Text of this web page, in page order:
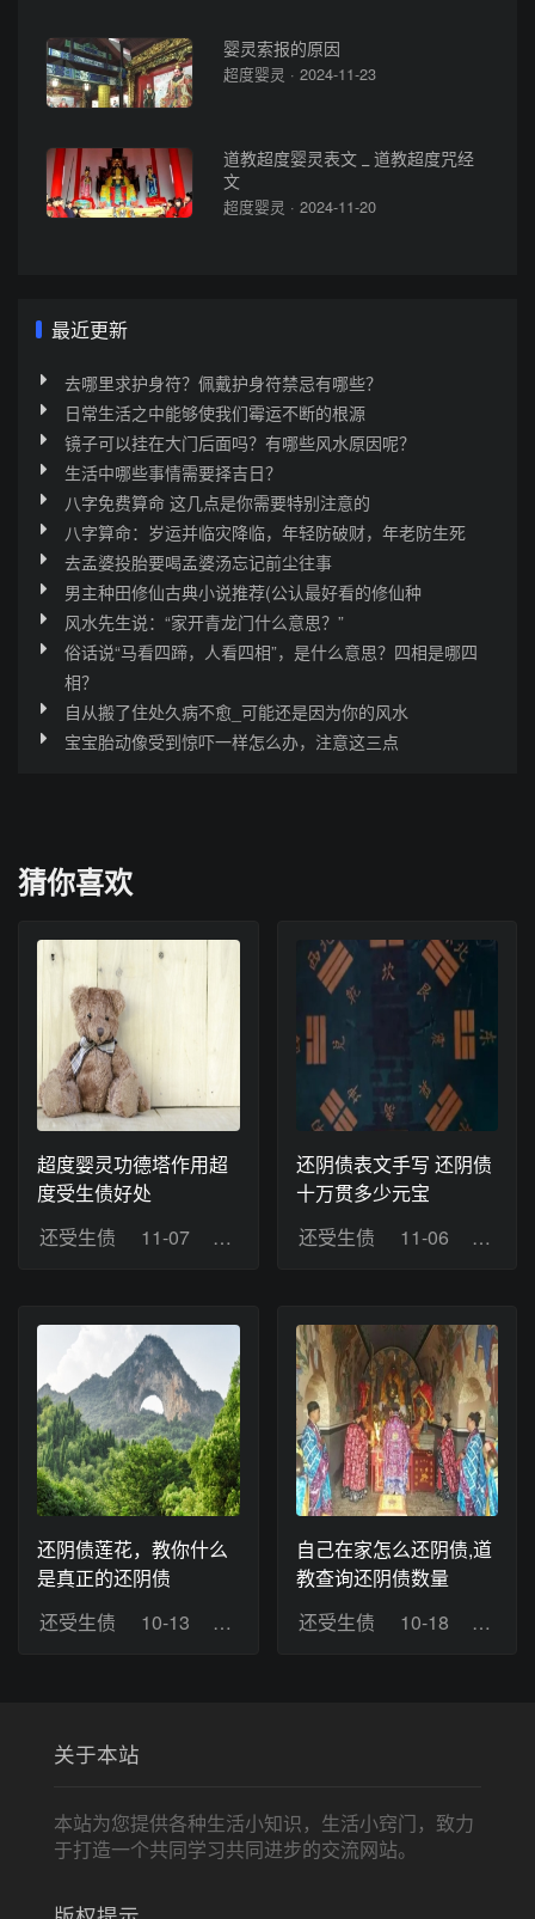
婴灵索报的原因
超度婴灵 · 2024-11-23
道教超度婴灵表文 _ 道教超度咒经
文
超度婴灵 · 2024-11-20
最近更新
去哪里求护身符？佩戴护身符禁忌有哪些？
日常生活之中能够使我们霉运不断的根源
镜子可以挂在大门后面吗？有哪些风水原因呢？
生活中哪些事情需要择吉日？
八字免费算命 这几点是你需要特别注意的
八字算命：岁运并临灾降临，年轻防破财，年老防生死
去孟婆投胎要喝孟婆汤忘记前尘往事
男主种田修仙古典小说推荐(公认最好看的修仙种
风水先生说：“家开青龙门什么意思？”
俗话说“马看四蹄，人看四相”，是什么意思？四相是哪四
相？
自从搬了住处久病不愈_可能还是因为你的风水
宝宝胎动像受到惊吓一样怎么办，注意这三点
猜你喜欢
超度婴灵功德塔作用超
度受生债好处
还受生债
11-07 浏览：14
还阴债表文手写 还阴债
十万贯多少元宝
还受生债
11-06 浏览
还阴债莲花，教你什么
是真正的还阴债
还受生债
10-13 浏览：13
自己在家怎么还阴债,道
教查询还阴债数量
还受生债
10-18 浏览
关于本站
本站为您提供各种生活小知识，生活小窍门，致力
于打造一个共同学习共同进步的交流网站。